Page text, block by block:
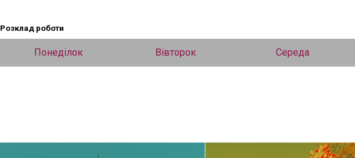
Розклад роботи
Понеділок Вівторок Середа